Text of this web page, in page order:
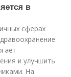
в
сферах
и улучшить
На